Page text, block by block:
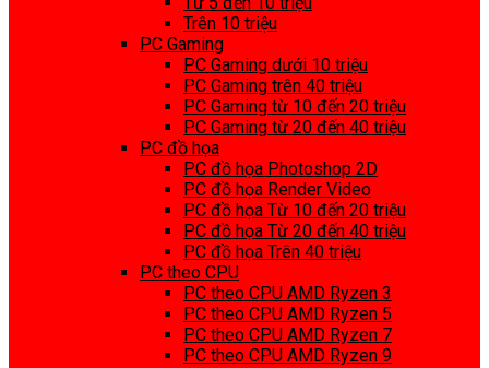
Trên 10 triệu
PC Gaming
PC Gaming dưới 10 triệu
PC Gaming trên 40 triệu
PC Gaming từ 10 đến 20 triệu
PC Gaming từ 20 đến 40 triệu
PC đồ họa
PC đồ họa Photoshop 2D
PC đồ họa Render Video
PC đồ họa Từ 10 đến 20 triệu
PC đồ họa Từ 20 đến 40 triệu
PC đồ họa Trên 40 triệu
PC theo CPU
PC theo CPU AMD Ryzen 3
PC theo CPU AMD Ryzen 5
PC theo CPU AMD Ryzen 7
PC theo CPU AMD Ryzen 9